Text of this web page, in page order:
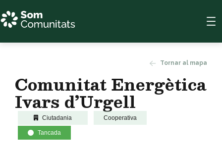
Tornar al mapa
Comunitat Energètica
Ivars d’Urgell
Ciutadania Cooperativa
Tancada